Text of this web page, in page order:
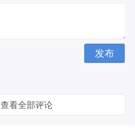
查看全部评论